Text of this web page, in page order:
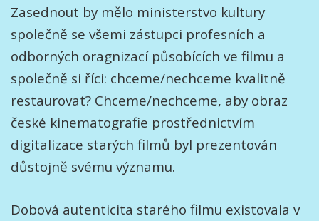
Zasednout by mělo ministerstvo kultury
společně se všemi zástupci profesních a
odborných oragnizací působících ve filmu a
společně si říci: chceme/nechceme kvalitně
restaurovat? Chceme/nechceme, aby obraz
české kinematografie prostřednictvím
digitalizace starých filmů byl prezentován
důstojně svému významu.
Dobová autenticita starého filmu existovala v